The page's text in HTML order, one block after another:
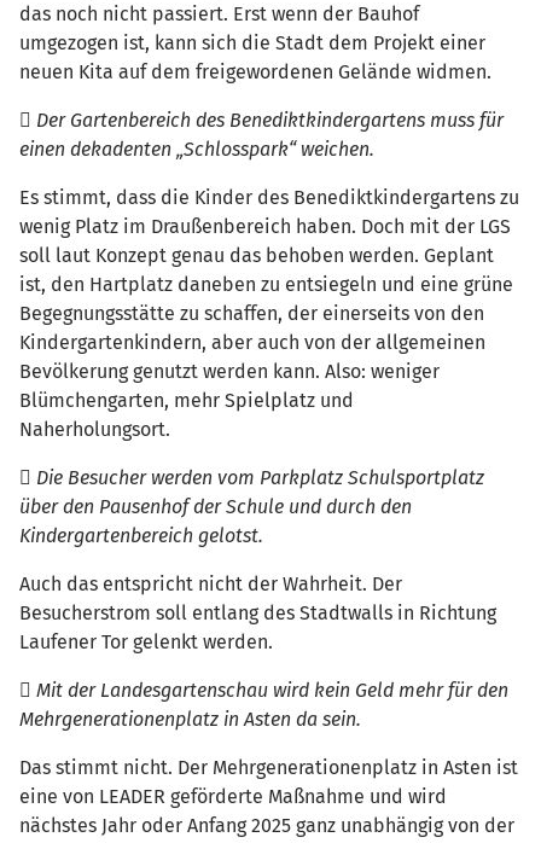
das noch nicht passiert. Erst wenn der Bauhof
umgezogen ist, kann sich die Stadt dem Projekt einer
neuen Kita auf dem freigewordenen Gelände widmen.
 Der Gartenbereich des Benediktkindergartens muss für
einen dekadenten „Schlosspark“ weichen.
Es stimmt, dass die Kinder des Benediktkindergartens zu
wenig Platz im Draußenbereich haben. Doch mit der LGS
soll laut Konzept genau das behoben werden. Geplant
ist, den Hartplatz daneben zu entsiegeln und eine grüne
Begegnungsstätte zu schaffen, der einerseits von den
Kindergartenkindern, aber auch von der allgemeinen
Bevölkerung genutzt werden kann. Also: weniger
Blümchengarten, mehr Spielplatz und
Naherholungsort.
 Die Besucher werden vom Parkplatz Schulsportplatz
über den Pausenhof der Schule und durch den
Kindergartenbereich gelotst.
Auch das entspricht nicht der Wahrheit. Der
Besucherstrom soll entlang des Stadtwalls in Richtung
Laufener Tor gelenkt werden.
 Mit der Landesgartenschau wird kein Geld mehr für den
Mehrgenerationenplatz in Asten da sein.
Das stimmt nicht. Der Mehrgenerationenplatz in Asten ist
eine von LEADER geförderte Maßnahme und wird
nächstes Jahr oder Anfang 2025 ganz unabhängig von der